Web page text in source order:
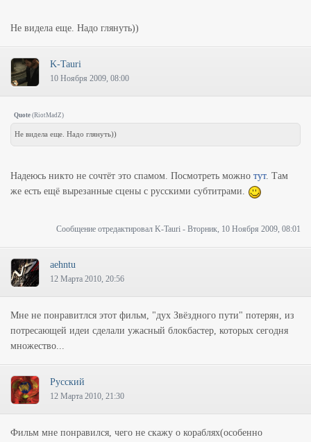
Не видела еще. Надо глянуть))
K-Tauri
10 Ноября 2009, 08:00
Quote (RiotMadZ)
Не видела еще. Надо глянуть))
Надеюсь никто не сочтёт это спамом. Посмотреть можно тут. Там
же есть ещё вырезанные сцены с русскими субтитрами.
Сообщение отредактировал K-Tauri - Вторник, 10 Ноября 2009, 08:01
aehntu
12 Марта 2010, 20:56
Мне не понравитлся этот фильм, "дух Звёздного пути" потерян, из
потресающей идеи сделали ужасный блокбастер, которых сегодня
множество...
Русский
12 Марта 2010, 21:30
Фильм мне понравился, чего не скажу о кораблях(особенно